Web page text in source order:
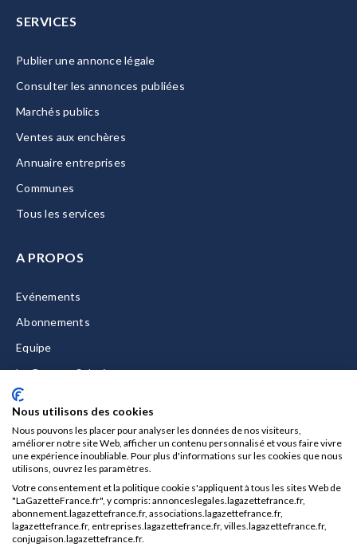
SERVICES
Publier une annonce légale
Consulter les annonces publiées
Marchés publics
Ventes aux enchères
Annuaire entreprises
Communes
Tous les services
A PROPOS
Evénements
Abonnements
Equipe
La Gazette Solutions
Nous contacter
Mentions légales
CGU/CGV
Données personnelles
Nous utilisons des cookies
Nous pouvons les placer pour analyser les données de nos visiteurs,
améliorer notre site Web, afficher un contenu personnalisé et vous faire vivre
une expérience inoubliable. Pour plus d'informations sur les cookies que nous
utilisons, ouvrez les paramètres.
Votre consentement et la politique cookie s'appliquent à tous les sites Web de
"LaGazetteFrance.fr", y compris: annonceslegales.lagazettefrance.fr,
abonnement.lagazettefrance.fr, associations.lagazettefrance.fr,
lagazettefrance.fr, entreprises.lagazettefrance.fr, villes.lagazettefrance.fr,
conjugaison.lagazettefrance.fr.